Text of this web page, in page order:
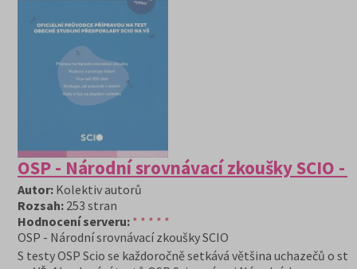
OSP - Národní srovnávací zkoušky SCIO -
Autor: Kolektiv autorů
Rozsah: 253 stran
Hodnocení serveru: * * * * *
OSP - Národní srovnávací zkoušky SCIO
S testy OSP Scio se každoročně setkává většina uchazečů o